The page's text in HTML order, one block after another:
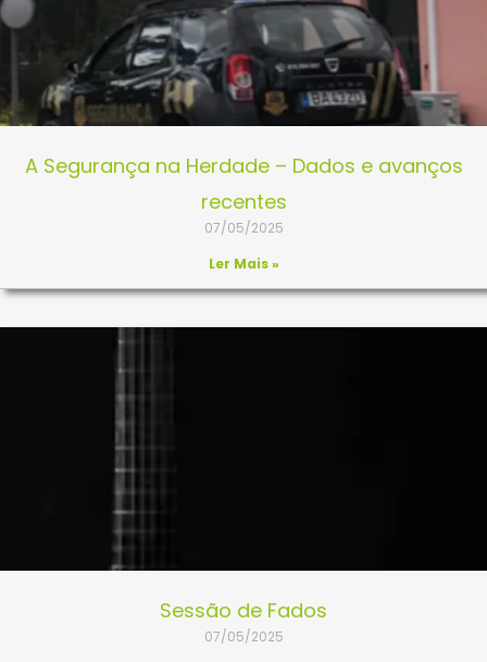
A Segurança na Herdade – Dados e avanços
recentes
07/05/2025
Ler Mais »
Sessão de Fados
07/05/2025